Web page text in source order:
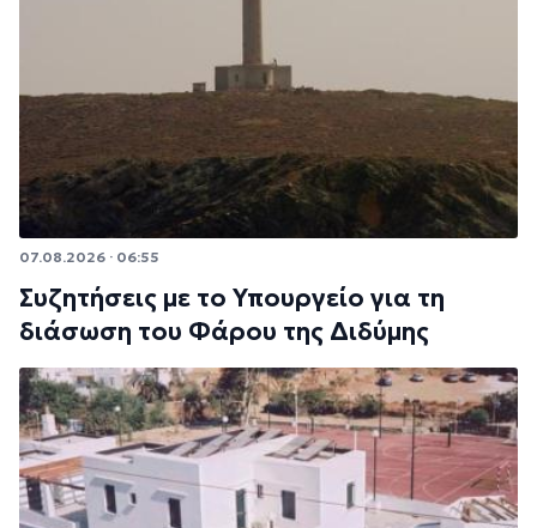
07.08.2026 · 06:55
Συζητήσεις με το Υπουργείο για τη
διάσωση του Φάρου της Διδύμης